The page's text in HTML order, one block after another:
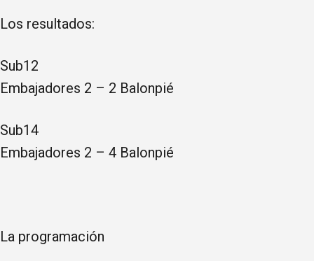
Los resultados:
Sub12
Embajadores 2 – 2 Balonpié
Sub14
Embajadores 2 – 4 Balonpié
La programación